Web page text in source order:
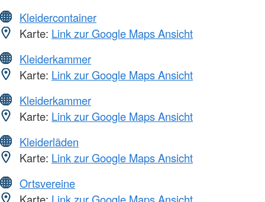
Kleidercontainer
Karte: Link zur Google Maps Ansicht
Kleiderkammer
Karte: Link zur Google Maps Ansicht
Kleiderkammer
Karte: Link zur Google Maps Ansicht
Kleiderläden
Karte: Link zur Google Maps Ansicht
Ortsvereine
Karte: Link zur Google Maps Ansicht